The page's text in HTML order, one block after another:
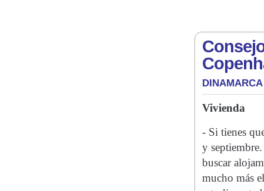
DINAMARCA
Vivienda
- Si tienes
y
buscar
mucho más